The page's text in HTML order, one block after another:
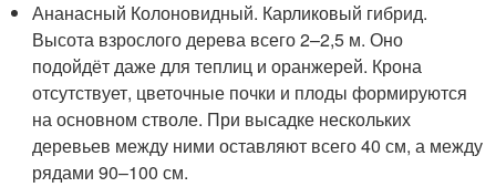
Ананасный Колоновидный. Карликовый гибрид.
Высота взрослого дерева всего 2–2,5 м. Оно
подойдёт даже для теплиц и оранжерей. Крона
отсутствует, цветочные почки и плоды формируются
на основном стволе. При высадке нескольких
деревьев между ними оставляют всего 40 см, а между
рядами 90–100 см.